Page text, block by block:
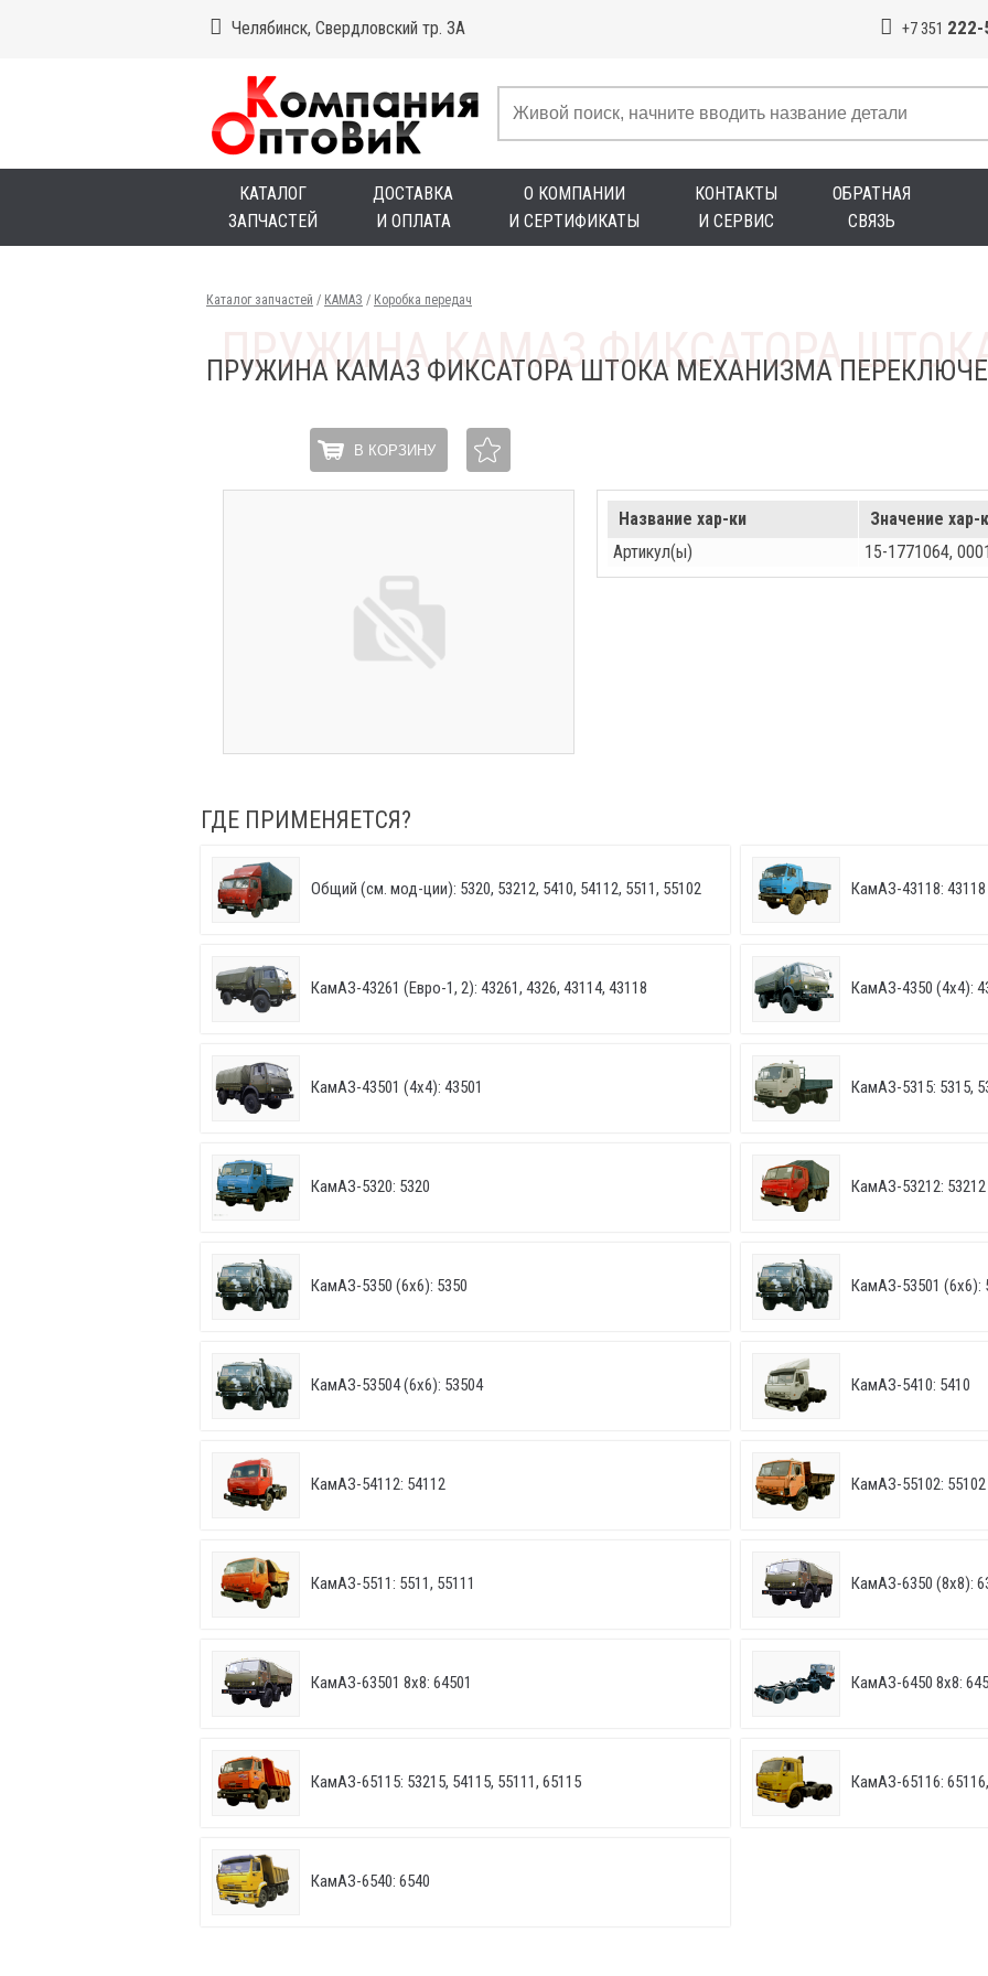
Челябинск, Свердловский тр. 3А +7 351 222-
КАТАЛОГ
ЗАПЧАСТЕЙ
ДОСТАВКА
И ОПЛАТА
О КОМПАНИИ
И СЕРТИФИКАТЫ
КОНТАКТЫ
И СЕРВИС
ОБРАТНАЯ
СВЯЗЬ
Каталог запчастей / КАМАЗ / Коробка передач
ПРУЖИНА КАМАЗ ФИКСАТОРА ШТОКА МЕХАНИЗМА
В КОРЗИНУ
Название хар-ки
Значение хар-
Артикул(ы)
15-1771064,
ГДЕ ПРИМЕНЯЕТСЯ?
Общий (см. мод-ции): 5320, 53212, 5410, 54112, 5511, 55102 КамАЗ-43118: 43118
КамАЗ-43261 (Евро-1, 2): 43261, 4326, 43114, 43118 КамАЗ-4350 (4х4):
КамАЗ-43501 (4х4): 43501 КамАЗ-5315: 5315,
КамАЗ-5320: 5320 КамАЗ-53212: 53212
КамАЗ-5350 (6х6): 5350 КамАЗ-53501 (6х6):
КамАЗ-53504 (6х6): 53504 КамАЗ-5410: 5410
КамАЗ-54112: 54112 КамАЗ-55102: 55102
КамАЗ-5511: 5511, 55111 КамАЗ-6350 (8х8):
КамАЗ-63501 8х8: 64501 КамАЗ-6450 8х8:
КамАЗ-65115: 53215, 54115, 55111, 65115 КамАЗ-65116:
КамАЗ-6540: 6540